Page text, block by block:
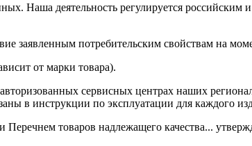
Наша деятельность регулируется российским
заявленным потребительским свойствам на
от марки товара).
сервисных центрах наших
в инструкции по эксплуатации для каждого
Перечнем товаров надлежащего качества...